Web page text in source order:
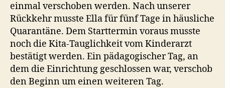
einmal verschoben werden. Nach unserer
Rückkehr musste Ella für fünf Tage in häusliche
Quarantäne. Dem Starttermin voraus musste
noch die Kita-Tauglichkeit vom Kinderarzt
bestätigt werden. Ein pädagogischer Tag, an
dem die Einrichtung geschlossen war, verschob
den Beginn um einen weiteren Tag.